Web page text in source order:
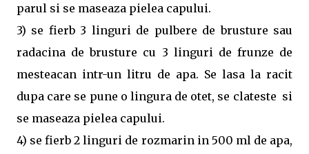
parul si se maseaza pielea capului.
3) se fierb 3 linguri de pulbere de brusture sau
radacina de brusture cu 3 linguri de frunze de
mesteacan intr-un litru de apa. Se lasa la racit
dupa care se pune o lingura de otet, se clateste si
se maseaza pielea capului.
4) se fierb 2 linguri de rozmarin in 500 ml de apa,